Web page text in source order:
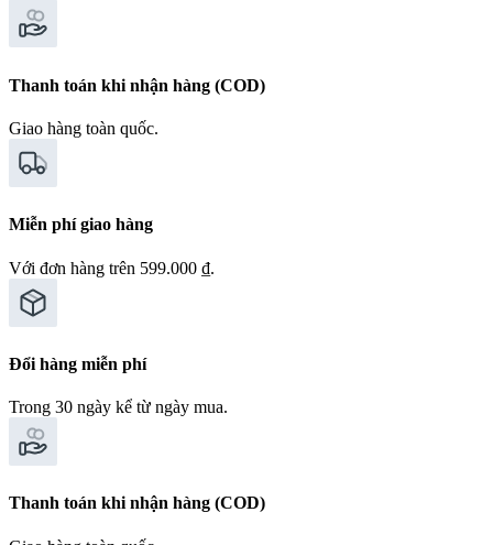
Thanh toán khi nhận hàng (COD)
Giao hàng toàn quốc.
Miễn phí giao hàng
Với đơn hàng trên 599.000 ₫.
Đổi hàng miễn phí
Trong 30 ngày kể từ ngày mua.
Thanh toán khi nhận hàng (COD)